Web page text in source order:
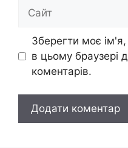
Зберегти моє
в цьому браузері
коментарів.